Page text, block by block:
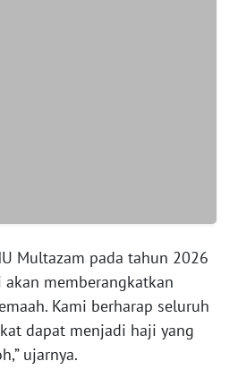
Multazam pada tahun 2026
memberangkatkan
Kami berharap seluruh
dapat menjadi haji yang
ujarnya.